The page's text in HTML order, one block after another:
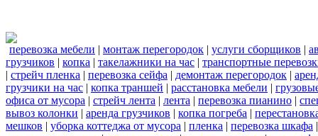
перевозка мебели | монтаж перегородок | услуги сборщиков |
грузчиков | копка | такелажники на час | транспортные
| стрейч пленка | перевозка сейфа | демонтаж перегородок |
грузчики на час | копка траншей | расстановка мебели |
офиса от мусора | стрейч лента | лента | перевозка пианино |
вывоз колонки | аренда грузчиков | копка погреба |
мешков | уборка коттеджа от мусора | пленка | перевозка шкафа